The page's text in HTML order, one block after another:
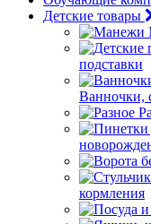
Детские товары
подставки
Ванночки,
кормления